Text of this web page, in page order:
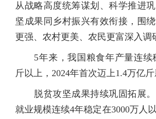
从战略高度统筹谋划、科学推进
坚成果同乡村振兴有效衔接，围
更强、农村更美、农民更富深入调
5年来，我国粮食年产量连续
斤以上，2024年首次迈上1.4万亿斤
脱贫攻坚成果持续巩固拓展。
就业规模连续4年稳定在3000万人